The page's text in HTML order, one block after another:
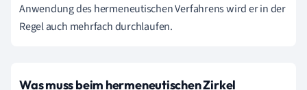
Anwendung des hermeneutischen Verfahrens wird er in der
Regel auch mehrfach durchlaufen.
Was muss beim hermeneutischen Zirkel